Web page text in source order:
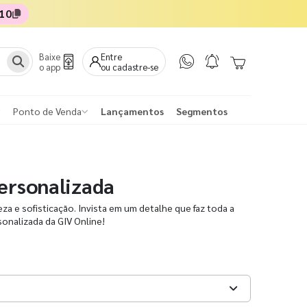
Baixe
o app
Entre
ou cadastre-se
Ponto de Venda Lançamentos Segmentos
e sofisticação. Invista em um detalhe que faz toda a
da GIV Online!